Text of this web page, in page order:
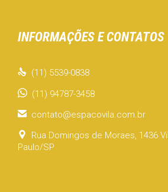
INFORMAÇÕES E CONTATOS
 (11) 5539-0838
(11) 94787-3458
 contato@espacovila.com.br

Rua Domingos de Moraes, 1436
Paulo/SP